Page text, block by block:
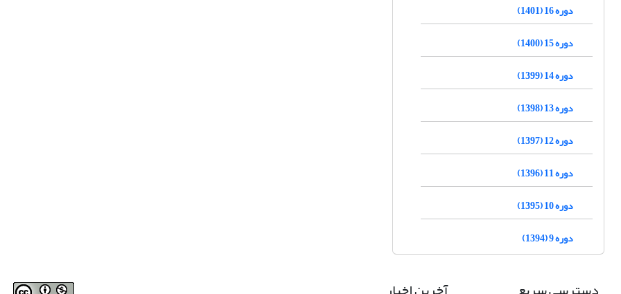
دوره 16 (1401)
دوره 15 (1400)
دوره 14 (1399)
دوره 13 (1398)
دوره 12 (1397)
دوره 11 (1396)
دوره 10 (1395)
دوره 9 (1394)